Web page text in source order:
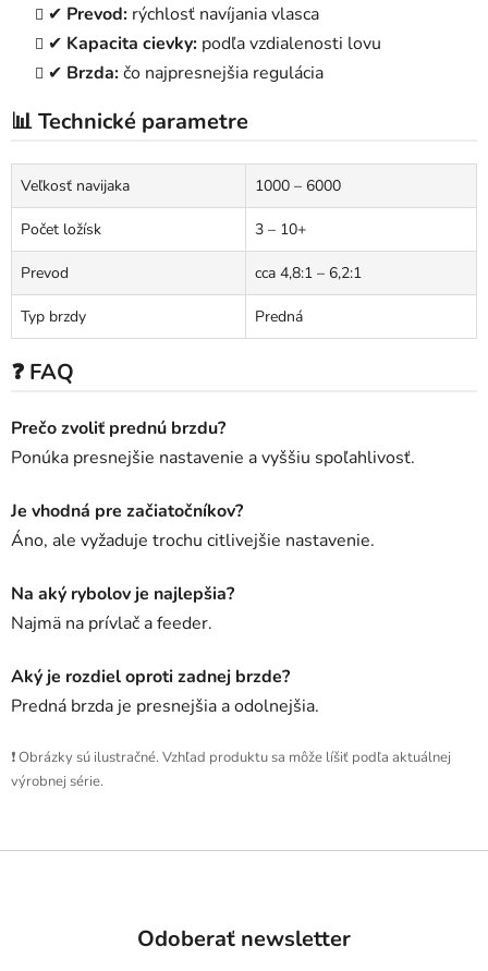
✔ Prevod: rýchlosť navíjania vlasca
✔ Kapacita cievky: podľa vzdialenosti lovu
✔ Brzda:čo najpresnejšia regulácia
📊 Technické parametre
Veľkosť navijaka 1000 – 6000
Počet ložísk 3 – 10+
Prevod cca 4,8:1 – 6,2:1
Typ brzdy Predná
❓ FAQ
Prečo zvoliť prednú brzdu?
Ponúka presnejšie nastavenie a vyššiu spoľahlivosť.
Je vhodná pre začiatočníkov?
Áno, ale vyžaduje trochu citlivejšie nastavenie.
Na aký rybolov je najlepšia?
Najmä na prívlač a feeder.
Aký je rozdiel oproti zadnej brzde?
Predná brzda je presnejšia a odolnejšia.
❗ Obrázky sú ilustračné. Vzhľad produktu sa môže líšiť podľa aktuálnej
výrobnej série.
Odoberať newsletter